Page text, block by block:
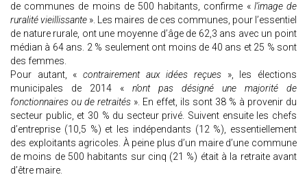
de communes de moins de 500 habitants, confirme «l’image de
ruralité vieillissante ». Les maires de ces communes, pour l’essentiel
de nature rurale, ont une moyenne d’âge de 62,3 ans avec un point
médian à 64 ans. 2 % seulement ont moins de 40 ans et 25 % sont
des femmes.
Pour autant, « contrairement aux idées reçues », les élections
municipales de 2014 « n’ont pas désigné une majorité de
fonctionnaires ou de retraités ». En effet, ils sont 38 % à provenir du
secteur public, et 30 % du secteur privé. Suivent ensuite les chefs
d’entreprise (10,5 %) et les indépendants (12 %), essentiellement
des exploitants agricoles. À peine plus d’un maire d’une commune
de moins de 500 habitants sur cinq (21 %) était à la retraite avant
d’être maire.